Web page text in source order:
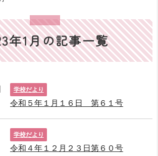
年1月の記事一覧
学校だより
令和５年１月１６日 第６１号
学校だより
令和４年１２月２３日第６０号